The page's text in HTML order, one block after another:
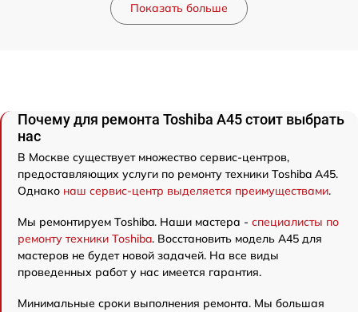
Показать больше
Почему для ремонта Toshiba A45 стоит выбрать
нас
В Москве существует множество сервис-центров,
предоставляющих услуги по ремонту техники Toshiba A45.
Однако наш сервис-центр выделяется преимуществами.
Мы ремонтируем Toshiba. Наши мастера - специалисты по
ремонту техники Toshiba. Восстановить модель A45 для
мастеров не будет новой задачей. На все виды
проведенных работ у нас имеется гарантия.
Минимальные сроки выполнения ремонта. Мы большая